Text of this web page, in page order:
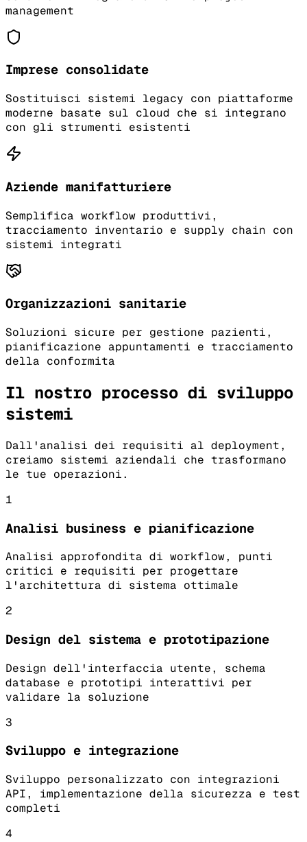
management
Imprese consolidate
Sostituisci sistemi legacy con piattaforme
moderne basate sul cloud che si integrano
con gli strumenti esistenti
Aziende manifatturiere
Semplifica workflow produttivi,
tracciamento inventario e supply chain con
sistemi integrati
Organizzazioni sanitarie
Soluzioni sicure per gestione pazienti,
pianificazione appuntamenti e tracciamento
della conformita
Il nostro processo di sviluppo
sistemi
Dall'analisi dei requisiti al deployment,
creiamo sistemi aziendali che trasformano
le tue operazioni.
1
Analisi business e pianificazione
Analisi approfondita di workflow, punti
critici e requisiti per progettare
l'architettura di sistema ottimale
2
Design del sistema e prototipazione
Design dell'interfaccia utente, schema
database e prototipi interattivi per
validare la soluzione
3
Sviluppo e integrazione
Sviluppo personalizzato con integrazioni
API, implementazione della sicurezza e test
completi
4